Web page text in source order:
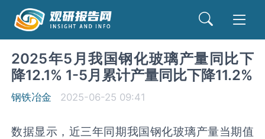
2025年5月我国钢化玻璃产量同比下
降12.1% 1-5月累计产量同比下降11.2%
钢铁冶金 2025-06-25 09:41
数据显示，近三年同期我国钢化玻璃产量当期值